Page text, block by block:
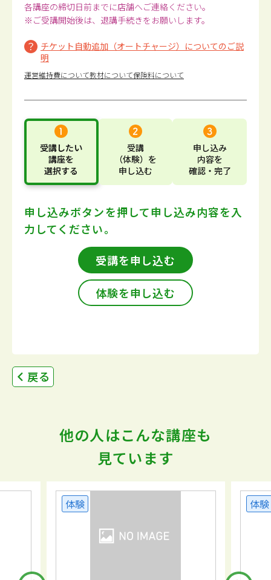
各講座の締切日前までに店舗へご連絡ください。
※ご受講開始後は、退講手続きをお願いします。
チケット自動追加（オートチャージ）についてのご説
明
運営維持費について教材について保険料について
受講したい
講座を
選択する
受講
（体験） を
申し込む
申し込み
内容を
確認・完了
申し込みボタンを押して申し込み内容を入
力してください。
受講を申し込む
体験を申し込む
戻る
他の人はこんな講座も
見ています
体験 体験